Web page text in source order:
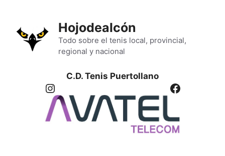
contenido
Hojodealcón
Todo sobre el tenis local, provincial,
regional y nacional
C.D. Tenis Puertollano
Instagram Facebook